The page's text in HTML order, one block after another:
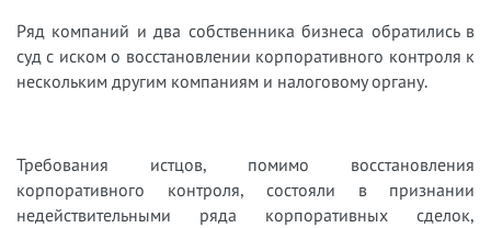
Ряд компаний и два собственника бизнеса обратились в
суд с иском о восстановлении корпоративного контроля к
нескольким другим компаниям и налоговому органу.
Требования истцов, помимо восстановления
корпоративного контроля, состояли в признании
недействительными ряда корпоративных сделок,